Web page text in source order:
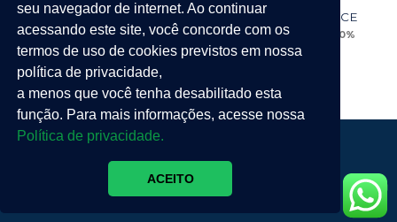
seu navegador de internet. Ao continuar
acessando este site, você concorde com os
termos de uso de cookies previstos em nossa
política de privacidade,
a menos que você tenha desabilitado esta
função. Para mais informações, acesse nossa
Política de privacidade.
ACEITO
Zenith INTENSE
9% Cu + 6% Fe + 5% Mn + 1%
Zn + 30% Glicina
Zenith RESISTANCE
7% Cu + 14% Zn + 40%
Glicina
Copyright 2024 © Vert Agrotecnologia.